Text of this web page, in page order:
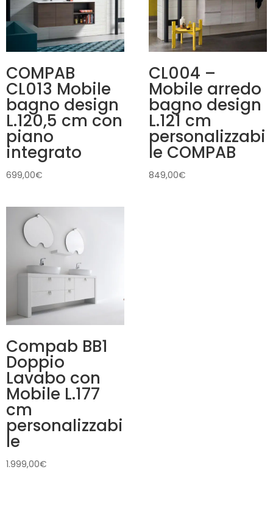
COMPAB
CL013 Mobile
bagno design
L.120,5 cm con
piano
integrato
699,00€
CL004 –
Mobile arredo
bagno design
L.121 cm
personalizzabi
le COMPAB
849,00€
Compab BB1
Doppio
Lavabo con
Mobile L.177
cm
personalizzabi
le
1.999,00€